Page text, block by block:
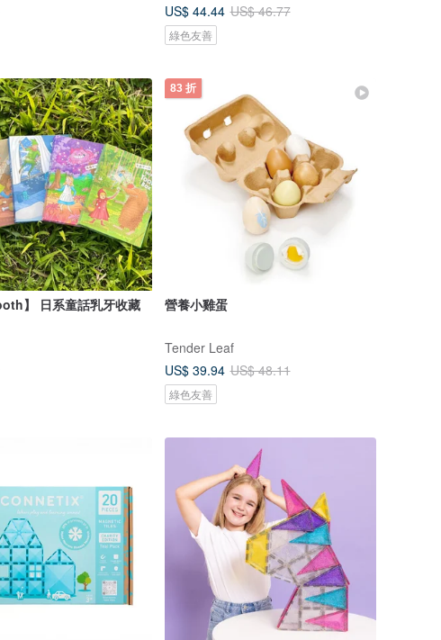
US$ 44.44 US$ 46.77
綠色友善
】 日系童話乳牙收藏
83 折
營養小雞蛋
Tender Leaf
US$ 39.94 US$ 48.11
綠色友善